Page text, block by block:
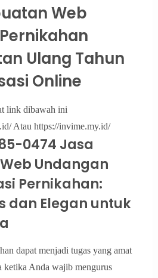
Web
Ulang Tahun
Online
link dibawah ini
Atau https://invime.my.id/
0474 Jasa
Undangan
Pernikahan:
dan Elegan untuk
dapat menjadi tugas yang amat
ketika Anda wajib mengurus